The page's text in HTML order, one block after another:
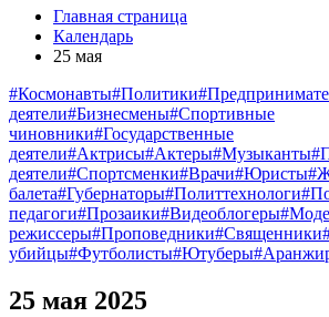
Главная страница
Календарь
25 мая
#Космонавты#Политики
деятели#Бизнесмены#Спортивные
чиновники#Государственные
деятели#Актрисы#Актеры#Музыканты
деятели#Спортсменки#Врачи#Юристы
балета#Губернаторы#Политтехнологи
педагоги#Прозаики#Видеоблогеры
режиссеры#Проповедники#Священники
убийцы#Футболисты#Ютуберы
25 мая 2025